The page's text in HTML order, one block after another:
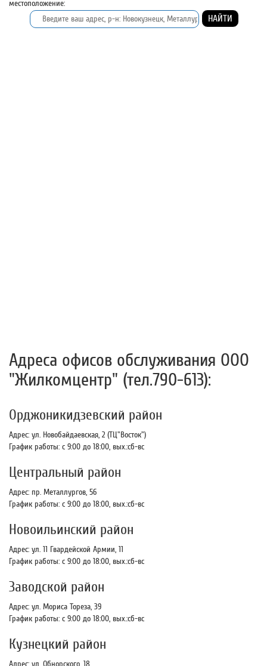
местоположение:
Адреса офисов обслуживания ООО
"Жилкомцентр" (тел.790-613):
Орджоникидзевский район
Адрес: ул. Новобайдаевская, 2 (ТЦ"Восток")
График работы: с 9:00 до 18:00, вых.:сб-вс
Центральный район
Адрес: пр. Металлургов, 56
График работы: с 9:00 до 18:00, вых.:сб-вс
Новоильинский район
Адрес: ул. 11 Гвардейской Армии, 11
График работы: с 9:00 до 18:00, вых.:сб-вс
Заводской район
Адрес: ул. Мориса Тореза, 39
График работы: с 9:00 до 18:00, вых.:сб-вс
Кузнецкий район
Адрес: ул. Обнорского, 18